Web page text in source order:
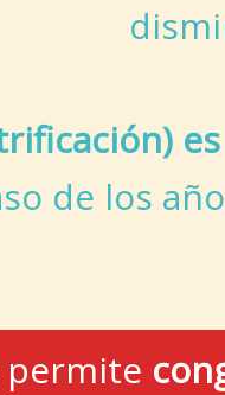
de los
permite